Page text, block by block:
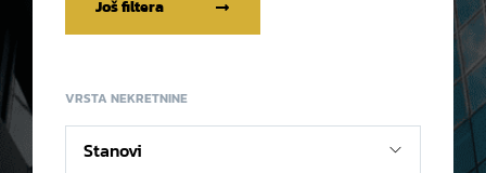
Još filtera
VRSTA NEKRETNINE